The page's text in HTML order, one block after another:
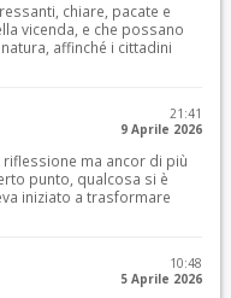
chiare, pacate e
vicenda, e che possano
affinché i cittadini
21:41
9 Aprile 2026
ma ancor di più
punto, qualcosa si è
iniziato a trasformare
10:48
5 Aprile 2026